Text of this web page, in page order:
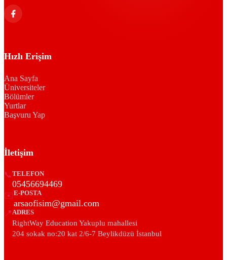
Hızlı Erişim
Ana Sayfa
Üniversiteler
Bölümler
Yurtlar
Başvuru Yap
İletişim
📞TELEFON
05456694469
✉️E-POSTA
arsaofisim@gmail.com
📍ADRES
RightWay Education Yakuplu mahallesi
204 sokak no:20 kat 2/6-7 Beylikdüzü İstanbul